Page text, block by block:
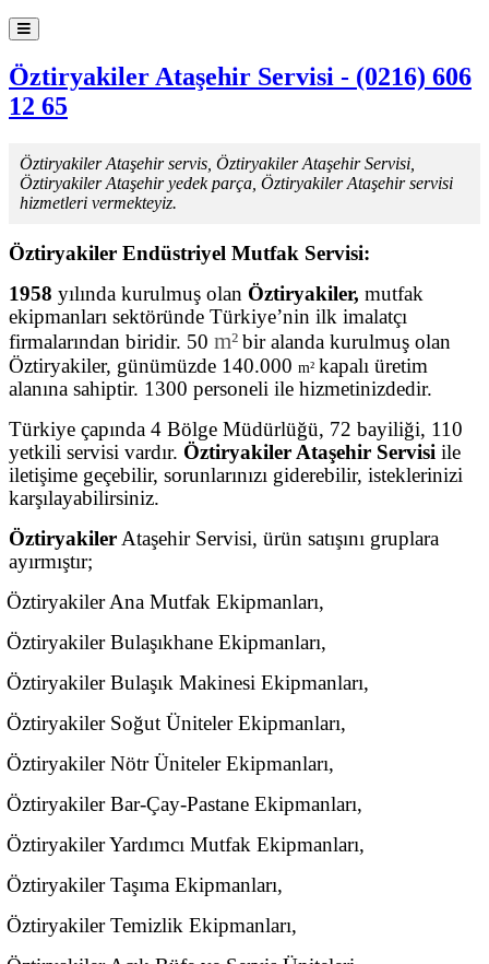
Öztiryakiler Ataşehir Servisi - (0216) 606
12 65
Öztiryakiler Ataşehir servis, Öztiryakiler Ataşehir Servisi,
Öztiryakiler Ataşehir yedek parça, Öztiryakiler Ataşehir servisi
hizmetleri vermekteyiz.
Öztiryakiler Endüstriyel Mutfak Servisi:
1958 yılında kurulmuş olan Öztiryakiler, mutfak
ekipmanları sektöründe Türkiye’nin ilk imalatçı
firmalarından biridir. 50 m²bir alanda kurulmuş olan
Öztiryakiler, günümüzde 140.000 m² kapalı üretim
alanına sahiptir. 1300 personeli ile hizmetinizdedir.
Türkiye çapında 4 Bölge Müdürlüğü, 72 bayiliği, 110
yetkili servisi vardır. Öztiryakiler Ataşehir Servisi ile
iletişime geçebilir, sorunlarınızı giderebilir, isteklerinizi
karşılayabilirsiniz.
Öztiryakiler Ataşehir Servisi, ürün satışını gruplara
ayırmıştır;
Öztiryakiler Ana Mutfak Ekipmanları,
Öztiryakiler Bulaşıkhane Ekipmanları,
Öztiryakiler Bulaşık Makinesi Ekipmanları,
Öztiryakiler Soğut Üniteler Ekipmanları,
Öztiryakiler Nötr Üniteler Ekipmanları,
Öztiryakiler Bar-Çay-Pastane Ekipmanları,
Öztiryakiler Yardımcı Mutfak Ekipmanları,
Öztiryakiler Taşıma Ekipmanları,
Öztiryakiler Temizlik Ekipmanları,